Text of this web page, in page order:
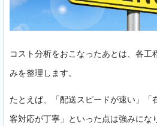
コスト分析をおこなったあとは、各工
みを整理します。
たとえば、「配送スピードが速い」「
客対応が丁寧」といった点は強みにな